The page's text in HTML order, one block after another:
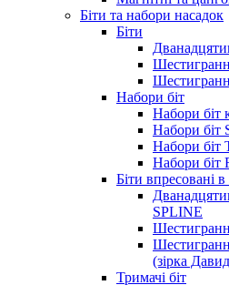
Біти та набори насадок
Біти
Набори біт
Набори біт
Набори біт
Набори біт
Набори біт
Біти впресовані
SPLINE
(зірка
Тримачі біт